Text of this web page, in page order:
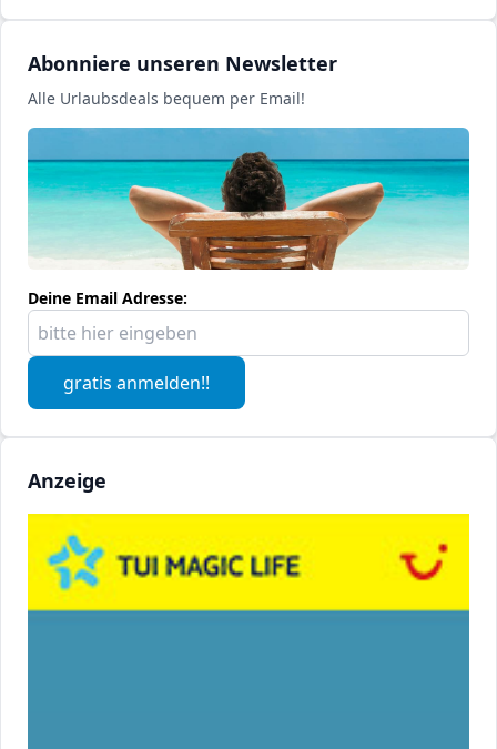
Abonniere unseren Newsletter
Alle Urlaubsdeals bequem per Email!
Deine Email Adresse:
gratis anmelden!!
Anzeige